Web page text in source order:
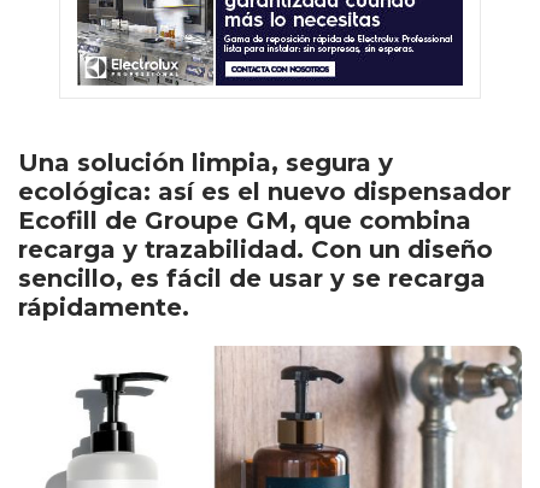
Una solución limpia, segura y
ecológica: así es el nuevo dispensador
Ecofill de Groupe GM, que combina
recarga y trazabilidad. Con un diseño
sencillo, es fácil de usar y se recarga
rápidamente.